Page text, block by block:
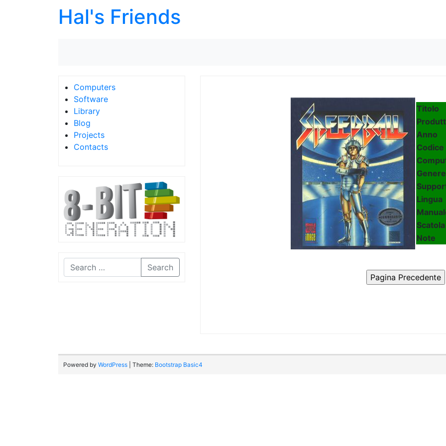
Hal's Friends
Computers
Software
Library
Blog
Projects
Contacts
Search
Titolo
Anno
Codice
Genere
Lingua
Scatola
Note
Powered by WordPress | Theme: Bootstrap Basic4